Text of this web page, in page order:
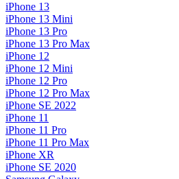
iPhone 13
iPhone 13 Mini
iPhone 13 Pro
iPhone 13 Pro Max
iPhone 12
iPhone 12 Mini
iPhone 12 Pro
iPhone 12 Pro Max
iPhone SE 2022
iPhone 11
iPhone 11 Pro
iPhone 11 Pro Max
iPhone XR
iPhone SE 2020